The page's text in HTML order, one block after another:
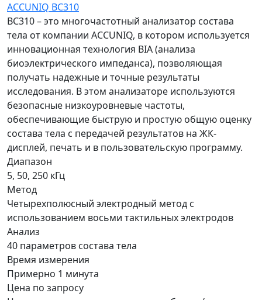
ACCUNIQ BC310
BC310 – это многочастотный анализатор состава
тела от компании ACCUNIQ, в котором используется
инновационная технология BIA (анализа
биоэлектрического импеданса), позволяющая
получать надежные и точные результаты
исследования. В этом анализаторе используются
безопасные низкоуровневые частоты,
обеспечивающие быструю и простую общую оценку
состава тела с передачей результатов на ЖК-
дисплей, печать и в пользовательскую программу.
Диапазон
5, 50, 250 кГц
Метод
Четырехполюсный электродный метод с
использованием восьми тактильных электродов
Анализ
40 параметров состава тела
Время измерения
Примерно 1 минута
Цена по запросу